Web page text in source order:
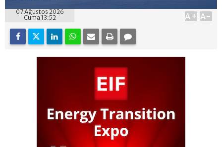
07 Ağustos 2026
Cuma 13:52
A+ A-